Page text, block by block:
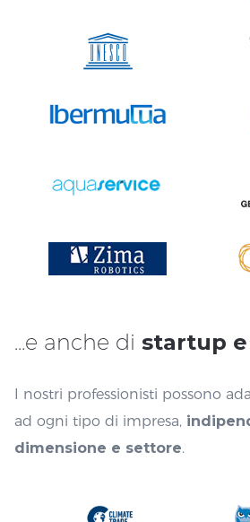
…e anche di startup e
I nostri professionisti possono
ad ogni tipo di impresa,
dimensione e settore.